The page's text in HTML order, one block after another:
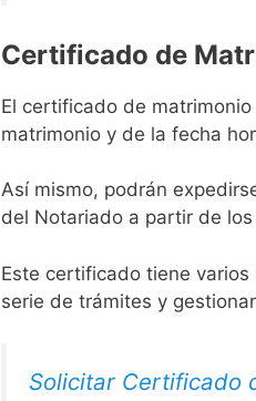
Certificado de
El certificado de
matrimonio y de la fecha
Así mismo, podrán
del Notariado a partir de
Este certificado tiene
serie de trámites y
Solicitar Certificado